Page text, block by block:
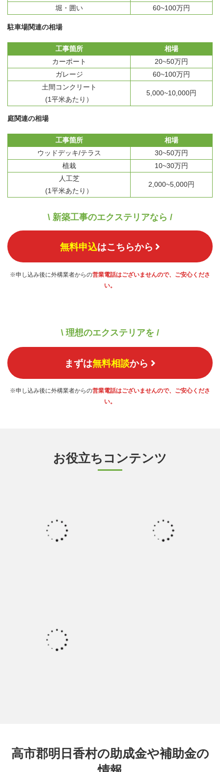
堀・囲い
60~100万円
駐車場関連の相場
工事箇所
相場
カーポート
20~50万円
ガレージ
60~100万円
土間コンクリート
(1平米あたり）
5,000~10,000円
庭関連の相場
工事箇所
相場
ウッドデッキ/テラス
30~50万円
植栽
10~30万円
人工芝
(1平米あたり）
2,000~5,000円
\ 新築工事のエクステリアなら /
無料申込はこちらから
※申し込み後に外構業者からの営業電話はございませんので、ご安心くださ
い。
\ 理想のエクステリアを /
まずは無料相談から
※申し込み後に外構業者からの営業電話はございませんので、ご安心くださ
い。
お役立ちコンテンツ
高市郡明日香村の助成金や補助金の